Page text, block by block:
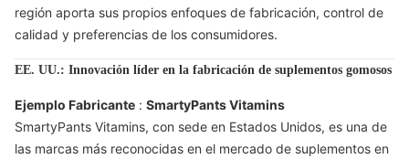
región aporta sus propios enfoques de fabricación, control de
calidad y preferencias de los consumidores.
EE. UU.: Innovación líder en la fabricación de suplementos gomosos
Ejemplo Fabricante : SmartyPants Vitamins
SmartyPants Vitamins, con sede en Estados Unidos, es una de
las marcas más reconocidas en el mercado de suplementos en